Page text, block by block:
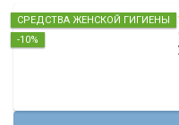
СРЕДСТВА ЖЕНСКОЙ ГИГИЕНЫ
-10%